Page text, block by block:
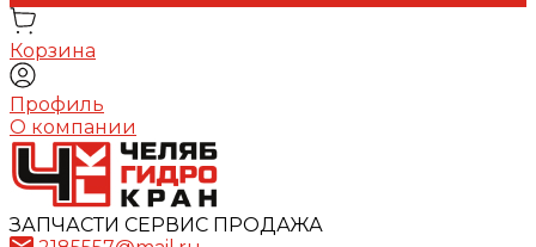
Корзина
Профиль
О компании
ЗАПЧАСТИ СЕРВИС ПРОДАЖА